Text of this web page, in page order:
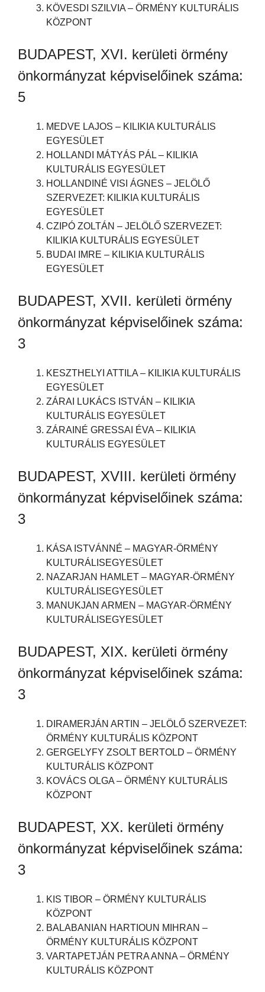
KÖVESDI SZILVIA – ÖRMÉNY KULTURÁLIS
KÖZPONT
BUDAPEST, XVI. kerületi örmény
önkormányzat képviselőinek száma:
5
MEDVE LAJOS – KILIKIA KULTURÁLIS
EGYESÜLET
HOLLANDI MÁTYÁS PÁL – KILIKIA
KULTURÁLIS EGYESÜLET
HOLLANDINÉ VISI ÁGNES – JELÖLŐ
SZERVEZET: KILIKIA KULTURÁLIS
EGYESÜLET
CZIPÓ ZOLTÁN – JELÖLŐ SZERVEZET:
KILIKIA KULTURÁLIS EGYESÜLET
BUDAI IMRE – KILIKIA KULTURÁLIS
EGYESÜLET
BUDAPEST, XVII. kerületi örmény
önkormányzat képviselőinek száma:
3
KESZTHELYI ATTILA – KILIKIA KULTURÁLIS
EGYESÜLET
ZÁRAI LUKÁCS ISTVÁN – KILIKIA
KULTURÁLIS EGYESÜLET
ZÁRAINÉ GRESSAI ÉVA – KILIKIA
KULTURÁLIS EGYESÜLET
BUDAPEST, XVIII. kerületi örmény
önkormányzat képviselőinek száma:
3
KÁSA ISTVÁNNÉ – MAGYAR-ÖRMÉNY
KULTURÁLISEGYESÜLET
NAZARJAN HAMLET – MAGYAR-ÖRMÉNY
KULTURÁLISEGYESÜLET
MANUKJAN ARMEN – MAGYAR-ÖRMÉNY
KULTURÁLISEGYESÜLET
BUDAPEST, XIX. kerületi örmény
önkormányzat képviselőinek száma:
3
DIRAMERJÁN ARTIN – JELÖLŐ SZERVEZET:
ÖRMÉNY KULTURÁLIS KÖZPONT
GERGELYFY ZSOLT BERTOLD – ÖRMÉNY
KULTURÁLIS KÖZPONT
KOVÁCS OLGA – ÖRMÉNY KULTURÁLIS
KÖZPONT
BUDAPEST, XX. kerületi örmény
önkormányzat képviselőinek száma:
3
KIS TIBOR – ÖRMÉNY KULTURÁLIS
KÖZPONT
BALABANIAN HARTIOUN MIHRAN –
ÖRMÉNY KULTURÁLIS KÖZPONT
VARTAPETJÁN PETRA ANNA – ÖRMÉNY
KULTURÁLIS KÖZPONT